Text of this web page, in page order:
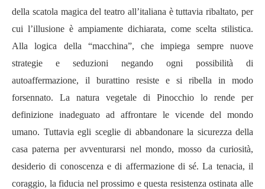
della scatola magica del teatro all’italiana è tuttavia ribaltato, per
cui l’illusione è ampiamente dichiarata, come scelta stilistica.
Alla logica della “macchina”, che impiega sempre nuove
strategie e seduzioni negando ogni possibilità di
autoaffermazione, il burattino resiste e si ribella in modo
forsennato. La natura vegetale di Pinocchio lo rende per
definizione inadeguato ad affrontare le vicende del mondo
umano. Tuttavia egli sceglie di abbandonare la sicurezza della
casa paterna per avventurarsi nel mondo, mosso da curiosità,
desiderio di conoscenza e di affermazione di sé. La tenacia, il
coraggio, la fiducia nel prossimo e questa resistenza ostinata alle